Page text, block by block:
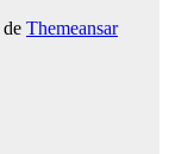
de Themeansar